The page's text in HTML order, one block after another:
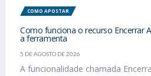
COMO APOSTAR
Como funciona o recurso Encerrar
a ferramenta
5 DE AGOSTO DE 2026
A funcionalidade chamada